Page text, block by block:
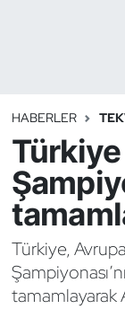
HABERLER
Türkiye,
tamamlayarak
Binicilik
Bisiklet
Boks